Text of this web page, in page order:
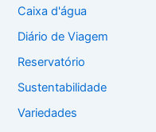
Caixa d'água
Diário de Viagem
Reservatório
Sustentabilidade
Variedades